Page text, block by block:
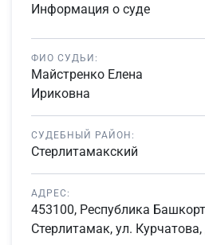
Информация о суде
ФИО СУДЬИ:
Майстренко Елена
Ириковна
СУДЕБНЫЙ РАЙОН:
Стерлитамакский
АДРЕС:
453100, Республика
Стерлитамак, ул.